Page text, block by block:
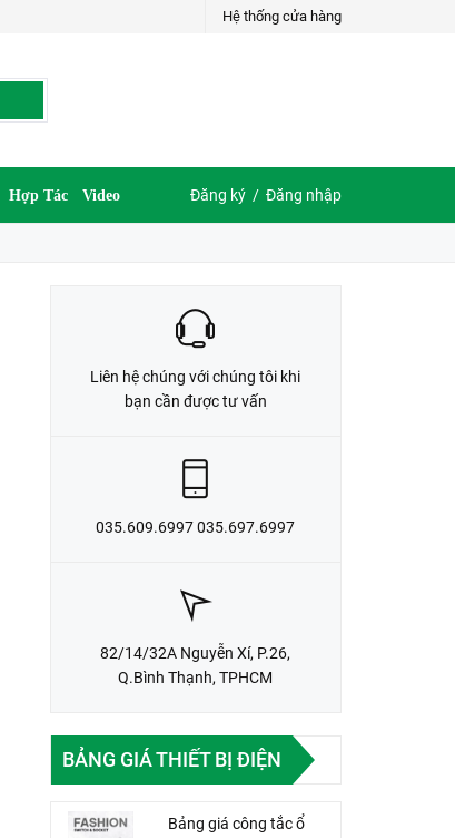
Hệ thống cửa hàng
Hợp Tác Video Đăng ký / Đăng nhập
LIÊN HỆ ĐẶT HÀNG
Liên hệ chúng với chúng tôi khi
bạn cần được tư vấn
035.609.6997 035.697.6997
82/14/32A Nguyễn Xí, P.26,
Q.Bình Thạnh, TPHCM
BẢNG GIÁ THIẾT BỊ ĐIỆN
Bảng giá công tắc ổ